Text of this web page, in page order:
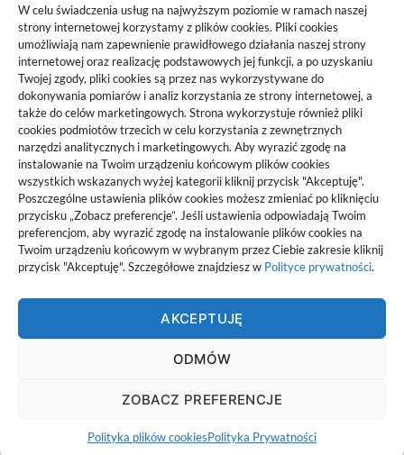
W celu świadczenia usług na najwyższym poziomie w ramach naszej
strony internetowej korzystamy z plików cookies. Pliki cookies
umożliwiają nam zapewnienie prawidłowego działania naszej strony
internetowej oraz realizację podstawowych jej funkcji, a po uzyskaniu
Twojej zgody, pliki cookies są przez nas wykorzystywane do
dokonywania pomiarów i analiz korzystania ze strony internetowej, a
także do celów marketingowych. Strona wykorzystuje również pliki
cookies podmiotów trzecich w celu korzystania z zewnętrznych
narzędzi analitycznych i marketingowych. Aby wyrazić zgodę na
instalowanie na Twoim urządzeniu końcowym plików cookies
wszystkich wskazanych wyżej kategorii kliknij przycisk "Akceptuję".
Poszczególne ustawienia plików cookies możesz zmieniać po kliknięciu
przycisku „Zobacz preferencje”. Jeśli ustawienia odpowiadają Twoim
preferencjom, aby wyrazić zgodę na instalowanie plików cookies na
Twoim urządzeniu końcowym w wybranym przez Ciebie zakresie kliknij
przycisk "Akceptuję". Szczegółowe znajdziesz w Polityce prywatności.
AKCEPTUJĘ
ODMÓW
ZOBACZ PREFERENCJE
Polityka plików cookiesPolityka Prywatności
remontu: jak nie kupować wyłącznie
po cenie
2026-06-10
Projekty domów Rzeszów
pozyjonowanie lokalne
Noot
Polityka Prywatności Polityka plików cookies (EU)